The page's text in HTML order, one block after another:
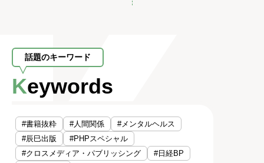
話題のキーワード
Keywords
#書籍抜粋 #人間関係
#メンタルヘルス
#辰巳出版
#PHPスペシャル
#クロスメディア・パブリッシング
#日経BP